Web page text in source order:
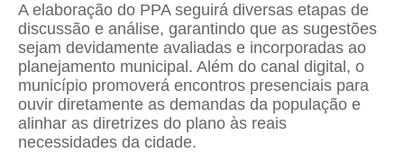
A elaboração do PPA seguirá diversas etapas de
discussão e análise, garantindo que as sugestões
sejam devidamente avaliadas e incorporadas ao
planejamento municipal. Além do canal digital, o
município promoverá encontros presenciais para
ouvir diretamente as demandas da população e
alinhar as diretrizes do plano às reais
necessidades da cidade.